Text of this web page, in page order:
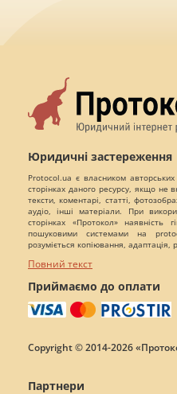
Юридичні застереження
Protocol.ua є власником
сторінках даного ресурсу, якщо не
тексти, коментарі, статті,
аудіо, інші матеріали. При
сторінках «Протокол» наявність
пошуковими системами на
розуміється копіювання, адаптація,
Повний текст
Приймаємо до оплати
Copyright © 2014-2026
Партнери